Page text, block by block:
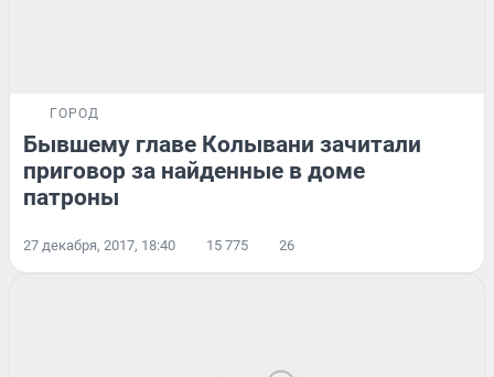
ГОРОД
Бывшему главе Колывани зачитали
приговор за найденные в доме
патроны
27 декабря, 2017, 18:40 15 775 26